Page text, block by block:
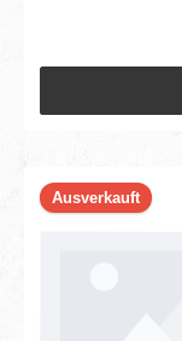
Ausverkauft